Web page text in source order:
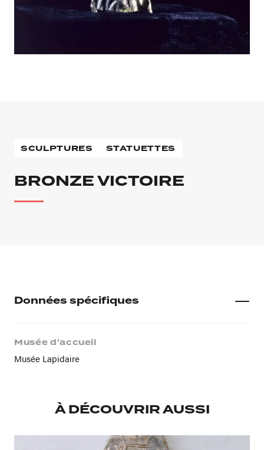
SCULPTURES STATUETTES
BRONZE VICTOIRE
Données spécifiques
Musée d'accueil
Musée Lapidaire
À DÉCOUVRIR AUSSI